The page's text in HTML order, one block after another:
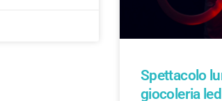
Spettacolo
giocoleria led